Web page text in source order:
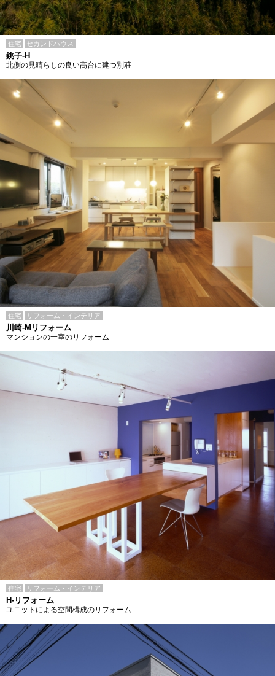
住宅 セカンドハウス
銚子-H
北側の見晴らしの良い高台に建つ別荘
住宅 リフォーム・インテリア
川崎-Mリフォーム
マンションの一室のリフォーム
住宅 リフォーム・インテリア
H-リフォーム
ユニットによる空間構成のリフォーム